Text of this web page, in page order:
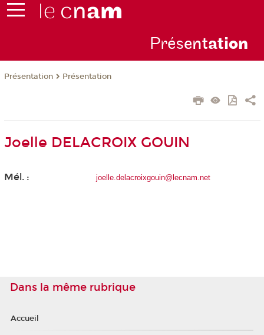
Présentation
Présentation Présentation
Joelle DELACROIX GOUIN
Mél. : joelle.delacroixgouin@lecnam.net
Dans la même rubrique
Accueil